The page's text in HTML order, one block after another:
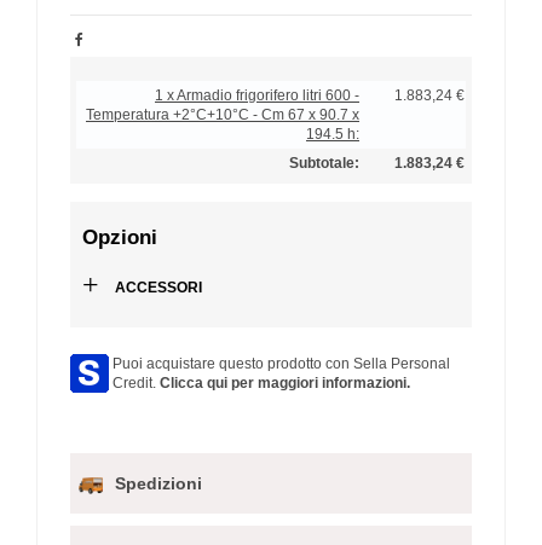
1 x Armadio frigorifero litri 600 -
Temperatura +2°C+10°C - Cm 67 x 90.7 x
194.5 h:
1.883,24 €
Subtotale: 1.883,24 €
Opzioni
+ ACCESSORI
Puoi acquistare questo prodotto con Sella Personal
Credit. Clicca qui per maggiori informazioni.
Spedizioni